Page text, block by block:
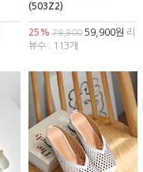
(503Z2)
25% 79,90059,900원 리
뷰수 : 113개